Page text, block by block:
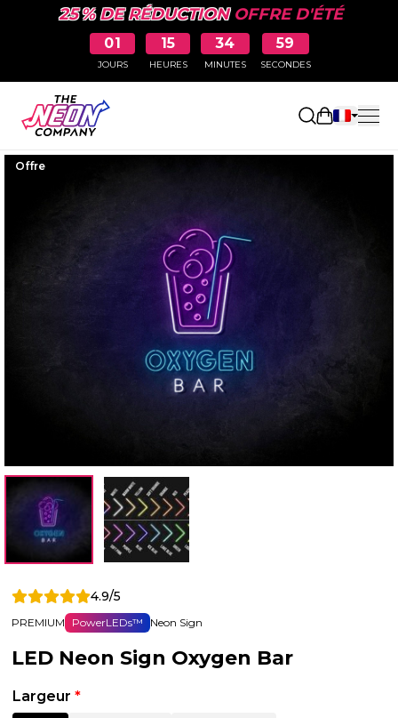
25 % DE RÉDUCTIONOFFRE D'ÉTÉ
01
JOURS
15
HEURES
34
MINUTES
58
SECONDES
Ouvrir le
Offre
4.9/5
PREMIUM PowerLEDs™ Neon Sign
LED Neon Sign Oxygen Bar
Largeur *